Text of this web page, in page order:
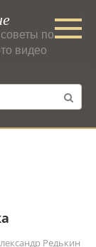
по
видео
Редькин